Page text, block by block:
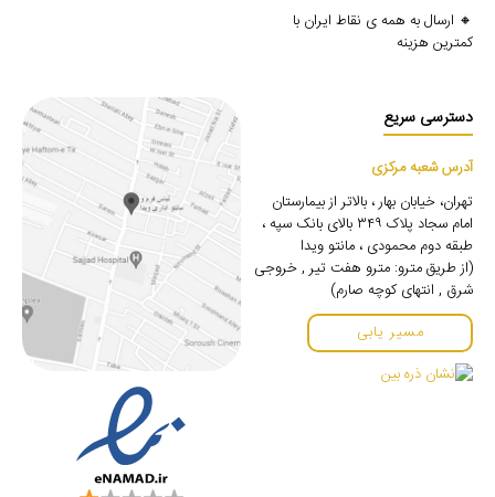
🔸 ارسال به همه ی نقاط ایران با
کمترین هزینه
دسترسی سریع
آدرس شعبه مرکزی
تهران، خیابان بهار ، بالاتر از بیمارستان
امام سجاد پلاک ۳۴۹ بالای بانک سپه ،
طبقه دوم محمودی ، مانتو ویدا
(از طریق مترو: مترو هفت تیر , خروجی
شرق , انتهای کوچه صارم)
مسیر یابی